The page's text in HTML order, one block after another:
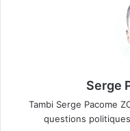
Serge
Tambi Serge Pacome
questions